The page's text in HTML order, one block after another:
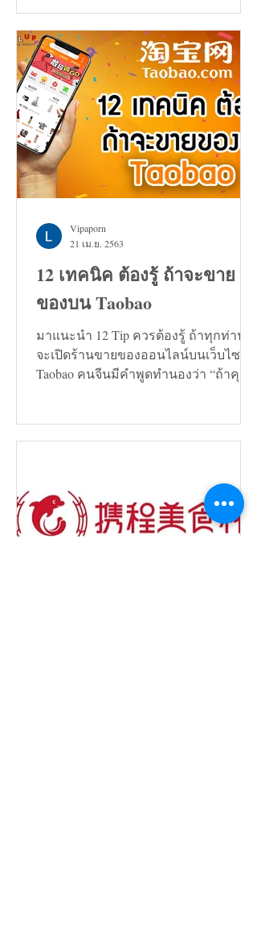
ตัวเพิ่มขึ้น 0.7%
12 เทคนิค ต้องรู้ ถ้าจะขาย
ของบน Taobao
มาแนะนำ 12 Tip ควรต้องรู้ ถ้าทุกท่าน
จะเปิดร้านขายของออนไลน์บนเว็บไซต์
Taobao คนจีนมีคำพูดทำนองว่า “ถ้าคุณ
Vipaporn
21 เม.ย. 2563